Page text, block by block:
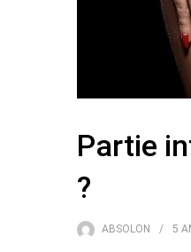
Partie
?
ABSOLON 5